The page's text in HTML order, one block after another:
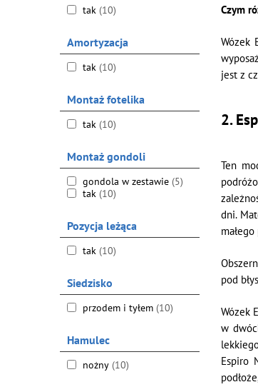
tak (10)
Amortyzacja
tak (10)
Montaż fotelika
tak (10)
Montaż gondoli
gondola w zestawie (5)
tak (10)
Pozycja leżąca
tak (10)
Siedzisko
przodem i tyłem (10)
Hamulec
nożny (10)
Czym
Wózek
jest z
2.
Ten
dni.
pod
Wózek
w
Espiro